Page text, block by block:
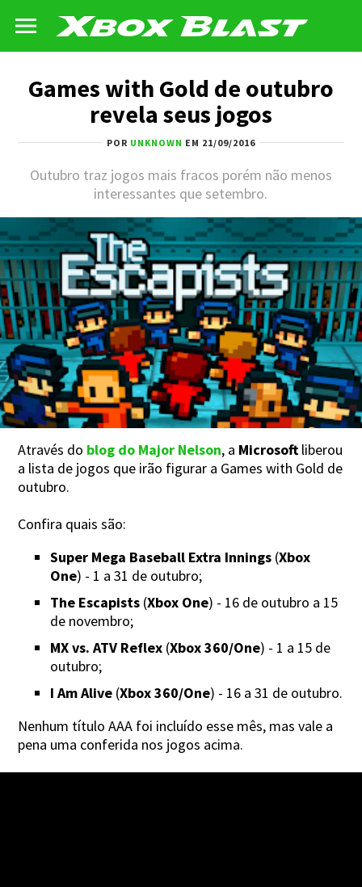
Games with Gold de outubro
revela seus jogos
POR UNKNOWN EM 21/09/2016
Outubro traz jogos mais fracos porém não menos
interessantes que setembro.
Através do blog do Major Nelson, a Microsoft liberou
a lista de jogos que irão figurar a Games with Gold de
outubro.
Confira quais são:
Super Mega Baseball Extra Innings (Xbox
One) - 1 a 31 de outubro;
The Escapists (Xbox One) - 16 de outubro a 15
de novembro;
MX vs. ATV Reflex (Xbox 360/One) - 1 a 15 de
outubro;
I Am Alive (Xbox 360/One) - 16 a 31 de outubro.
Nenhum título AAA foi incluído esse mês, mas vale a
pena uma conferida nos jogos acima.